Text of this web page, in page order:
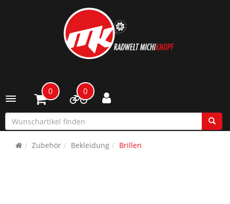
Toggle navigation
0 0
Zubehör Bekleidung Brillen